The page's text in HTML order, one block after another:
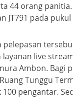
44 orang
JT791 pada pukul
pelepasan
live
Ambon. Bagi
Tunggu
100 pengantar.